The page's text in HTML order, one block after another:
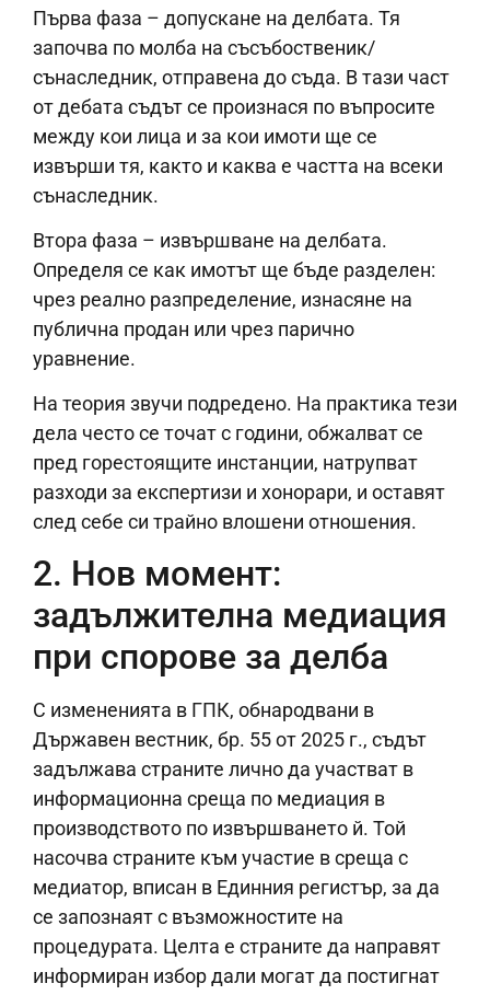
Първа фаза – допускане на делбата. Тя
започва по молба на съсъбоственик/
сънаследник, отправена до съда. В тази част
от дебата съдът се произнася по въпросите
между кои лица и за кои имоти ще се
извърши тя, както и каква е частта на всеки
сънаследник.
Втора фаза – извършване на делбата.
Определя се как имотът ще бъде разделен:
чрез реално разпределение, изнасяне на
публична продан или чрез парично
уравнение.
На теория звучи подредено. На практика тези
дела често се точат с години, обжалват се
пред горестоящите инстанции, натрупват
разходи за експертизи и хонорари, и оставят
след себе си трайно влошени отношения.
2. Нов момент:
задължителна медиация
при спорове за делба
С измененията в ГПК, обнародвани в
Държавен вестник, бр. 55 от 2025 г., съдът
задължава страните лично да участват в
информационна среща по медиация в
производството по извършването й. Той
насочва страните към участие в среща с
медиатор, вписан в Единния регистър, за да
се запознаят с възможностите на
процедурата. Целта е страните да направят
информиран избор дали могат да постигнат